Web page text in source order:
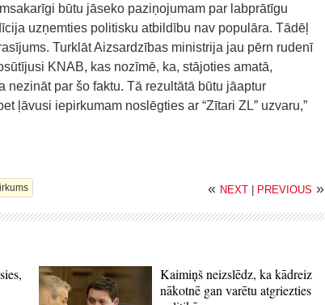
būtu jāseko paziņojumam par labprātīgu
uzņemties politisku atbildību nav populāra. Tādēļ
Turklāt Aizsardzības ministrija jau pērn rudenī
KNAB, kas nozīmē, ka, stājoties amatā,
par šo faktu. Tā rezultātā būtu jāaptur
ļāvusi iepirkumam noslēgties ar “Zītari ZL” uzvaru,”
« NEXT | PREVIOUS »
Kaimiņš neizslēdz, ka kādreiz
nākotnē gan varētu atgriezties